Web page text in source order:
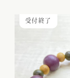
受付終了